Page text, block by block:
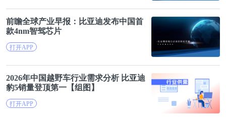
前瞻全球产业早报： 比亚迪发布中国首
款4nm智驾芯片
打开APP
2026年中国越野车行业需求分析 比亚迪
豹5销量登顶第一【组图】
打开APP